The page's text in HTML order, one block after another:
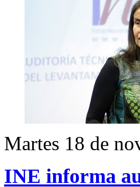
Martes 18 de
INE informa